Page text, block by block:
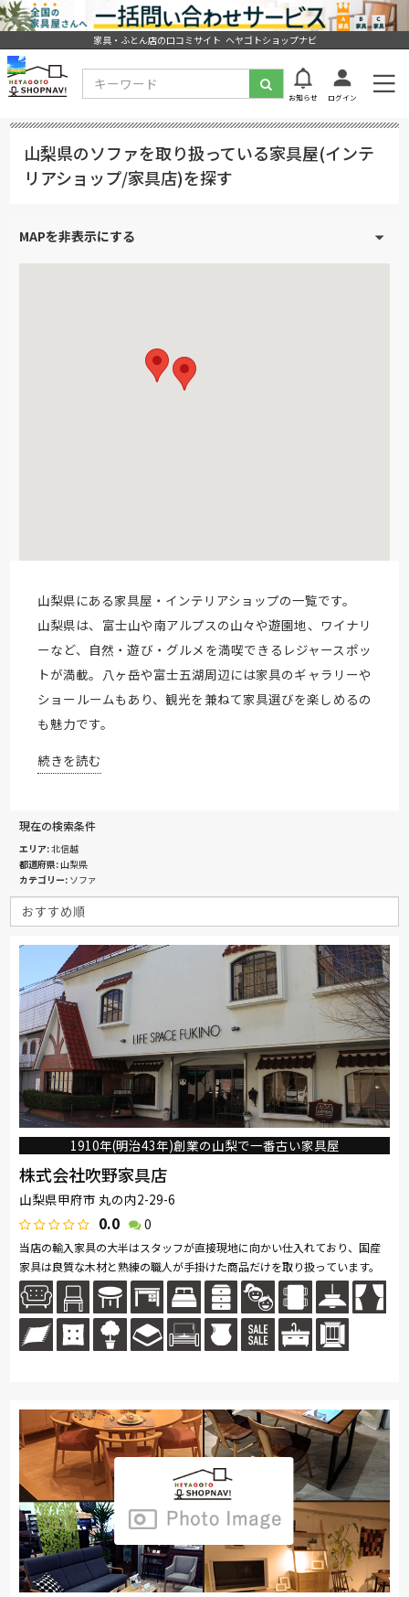
家具・ふとん店の口コミサイト ヘヤゴトショップナビ
お知らせ ログイン
山梨県のソファを取り扱っている家具屋(インテ
リアショップ/家具店)を探す
山梨県にある家具屋・インテリアショップの一覧です。
山梨県は、富士山や南アルプスの山々や遊園地、ワイナリ
ーなど、自然・遊び・グルメを満喫できるレジャースポッ
トが満載。八ヶ岳や富士五湖周辺には家具のギャラリーや
ショールームもあり、観光を兼ねて家具選びを楽しめるの
も魅力です。
続きを読む
現在の検索条件
エリア 北信越
都道府県 山梨県
カテゴリー ソファ
1910年(明治43年)創業の山梨で一番古い家具屋
株式会社吹野家具店
山梨県甲府市 丸の内2-29-6
0.0 0
当店の輸入家具の大半はスタッフが直接現地に向かい仕入れており、国産
家具は良質な木材と熟練の職人が手掛けた商品だけを取り扱っています。